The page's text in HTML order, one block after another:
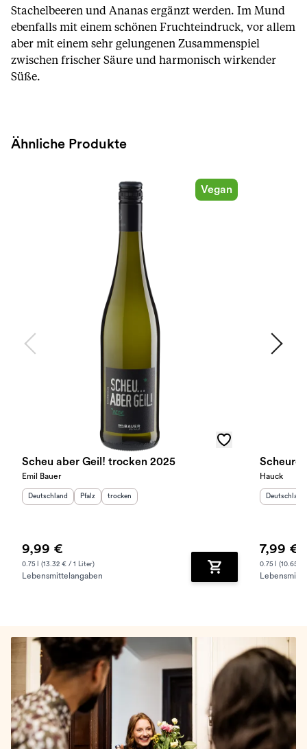
Stachelbeeren und Ananas ergänzt werden. Im Mund
ebenfalls mit einem schönen Fruchteindruck, vor allem
aber mit einem sehr gelungenen Zusammenspiel
zwischen frischer Säure und harmonisch wirkender
Süße.
Ähnliche Produkte
Vegan
Scheu aber Geil! trocken 2025
Emil Bauer
Herkunftsland
Deutschland Herkunftsregion
Pfalz Geschmack
trocken
9,99 €
0.75 l (13.32 € / 1 Liter)
Lebensmittelangaben Zum Warenkorb
Hauck
Deutschland
7,99 €
0.75 l (10.65 €